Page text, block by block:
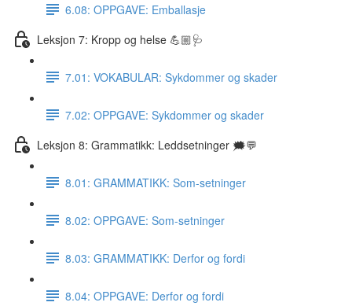
6.08: OPPGAVE: Emballasje
Leksjon 7: Kropp og helse 💪🏼🩺
7.01: VOKABULAR: Sykdommer og skader
7.02: OPPGAVE: Sykdommer og skader
Leksjon 8: Grammatikk: Leddsetninger 🗯💬
8.01: GRAMMATIKK: Som-setninger
8.02: OPPGAVE: Som-setninger
8.03: GRAMMATIKK: Derfor og fordi
8.04: OPPGAVE: Derfor og fordi